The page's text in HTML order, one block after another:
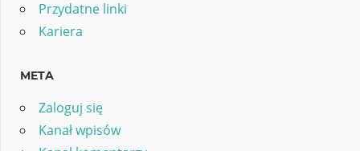
Przydatne linki
Kariera
META
Zaloguj się
Kanał wpisów